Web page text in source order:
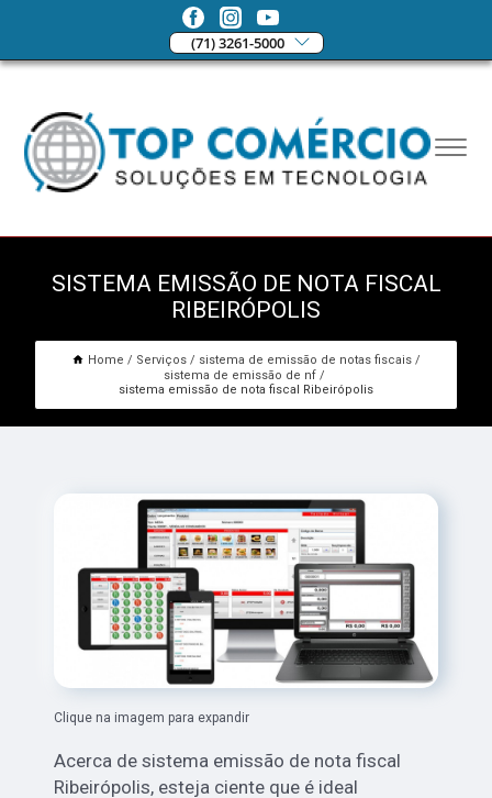
(71) 3261-5000
SISTEMA EMISSÃO DE NOTA FISCAL
RIBEIRÓPOLIS
Home Serviços
sistema de emissão de notas fiscais
sistema de emissão de nf
sistema emissão de nota fiscal Ribeirópolis
Clique na imagem para expandir
Acerca de sistema emissão de nota fiscal
Ribeirópolis, esteja ciente que é ideal